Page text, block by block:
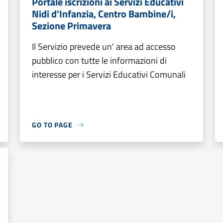
Nidi d'Infanzia, Centro Bambine/i,
Sezione Primavera
Il Servizio prevede un' area ad accesso
pubblico con tutte le informazioni di
interesse per i Servizi Educativi Comunali
GO TO PAGE